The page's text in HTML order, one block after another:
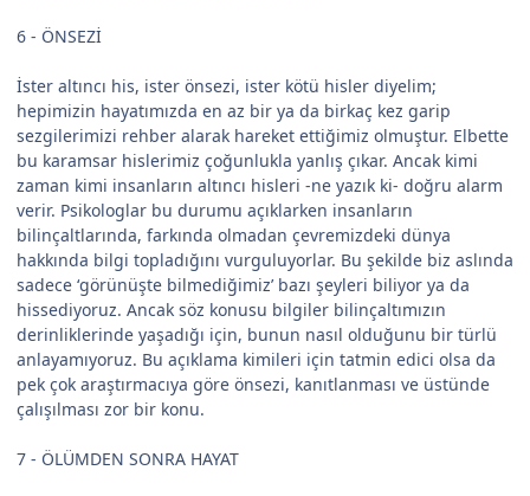
6 - ÖNSEZİ
İster altıncı his, ister önsezi, ister kötü hisler diyelim;
hepimizin hayatımızda en az bir ya da birkaç kez garip
sezgilerimizi rehber alarak hareket ettiğimiz olmuştur. Elbette
bu karamsar hislerimiz çoğunlukla yanlış çıkar. Ancak kimi
zaman kimi insanların altıncı hisleri -ne yazık ki- doğru alarm
verir. Psikologlar bu durumu açıklarken insanların
bilinçaltlarında, farkında olmadan çevremizdeki dünya
hakkında bilgi topladığını vurguluyorlar. Bu şekilde biz aslında
sadece ‘görünüşte bilmediğimiz’ bazı şeyleri biliyor ya da
hissediyoruz. Ancak söz konusu bilgiler bilinçaltımızın
derinliklerinde yaşadığı için, bunun nasıl olduğunu bir türlü
anlayamıyoruz. Bu açıklama kimileri için tatmin edici olsa da
pek çok araştırmacıya göre önsezi, kanıtlanması ve üstünde
çalışılması zor bir konu.
7 - ÖLÜMDEN SONRA HAYAT